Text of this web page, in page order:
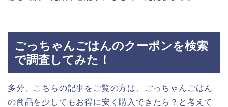
ごっちゃんごはんのクーポンを検索
で調査してみた！
多分、こちらの記事をご覧の方は、ごっちゃんごはん
の商品を少しでもお得に安く購入できたら？と考えて